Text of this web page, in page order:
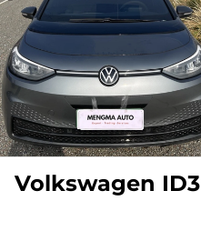
Volkswagen ID3